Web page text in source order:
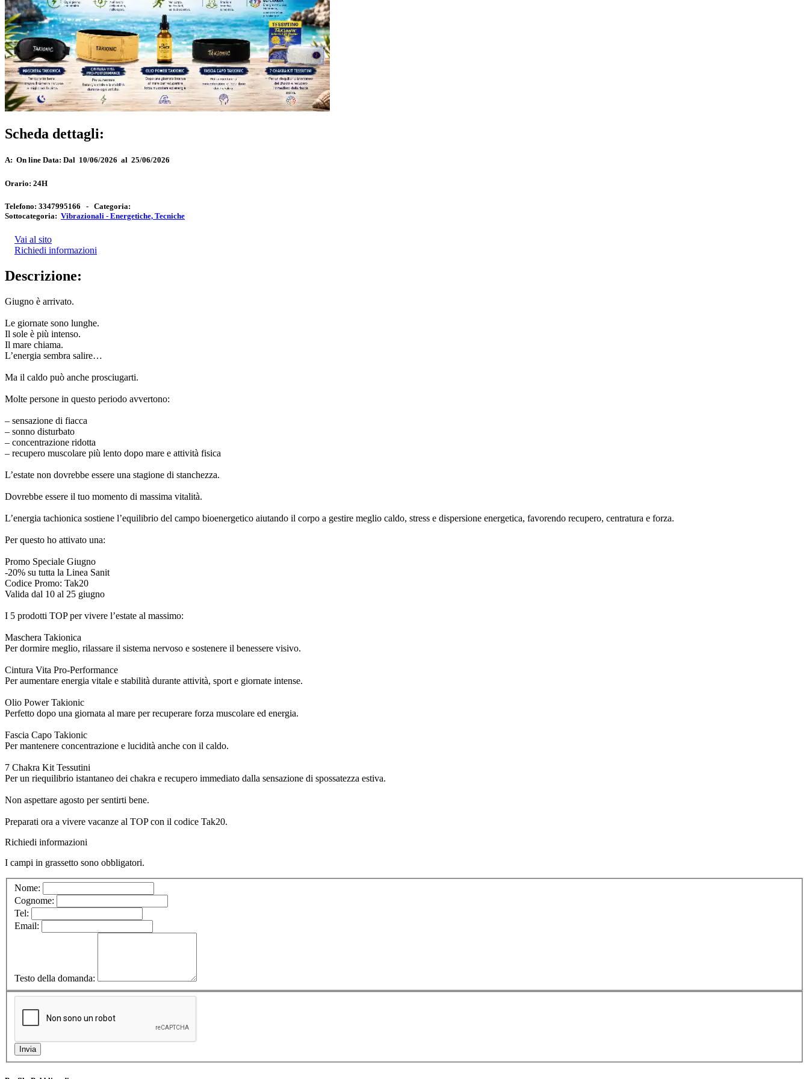
Scheda dettagli:
A: On line Data: Dal 10/06/2026 al 25/06/2026
Orario: 24H
Telefono: 3347995166 - Categoria:
Sottocategoria: Vibrazionali - Energetiche, Tecniche
Vai al sito
Richiedi informazioni
Descrizione:
Giugno è arrivato.
Le giornate sono lunghe.
Il sole è più intenso.
Il mare chiama.
L’energia sembra salire…
Ma il caldo può anche prosciugarti.
Molte persone in questo periodo avvertono:
– sensazione di fiacca
– sonno disturbato
– concentrazione ridotta
– recupero muscolare più lento dopo mare e attività fisica
L’estate non dovrebbe essere una stagione di stanchezza.
Dovrebbe essere il tuo momento di massima vitalità.
L’energia tachionica sostiene l’equilibrio del campo bioenergetico aiutando il corpo a gestire meglio caldo, stress e dispersione energetica, favorendo recupero, centratura e forza.
Per questo ho attivato una:
Promo Speciale Giugno
-20% su tutta la Linea Sanit
Codice Promo: Tak20
Valida dal 10 al 25 giugno
I 5 prodotti TOP per vivere l’estate al massimo:
Maschera Takionica
Per dormire meglio, rilassare il sistema nervoso e sostenere il benessere visivo.
Cintura Vita Pro-Performance
Per aumentare energia vitale e stabilità durante attività, sport e giornate intense.
Olio Power Takionic
Perfetto dopo una giornata al mare per recuperare forza muscolare ed energia.
Fascia Capo Takionic
Per mantenere concentrazione e lucidità anche con il caldo.
7 Chakra Kit Tessutini
Per un riequilibrio istantaneo dei chakra e recupero immediato dalla sensazione di spossatezza estiva.
Non aspettare agosto per sentirti bene.
Preparati ora a vivere vacanze al TOP con il codice Tak20.
Richiedi informazioni
I campi in grassetto sono obbligatori.
Nome:
Cognome:
Tel:
Email:
Testo della domanda: